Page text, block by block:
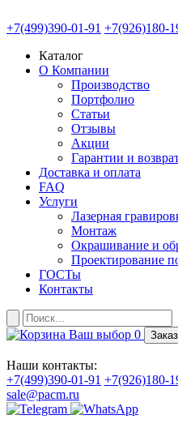
+7(499)390-01-91 +7(926)180-
Каталог
О Компании
Производство
Портфолио
Статьи
Отзывы
Акции
Гарантии и
Доставка и оплата
FAQ
Услуги
Лазерная
Монтаж
Окрашивание и
Проектирование
ГОСТы
Контакты
Ваш выбор 0
Наши контакты:
+7(499)390-01-91 +7(926)180-
sale@pacm.ru